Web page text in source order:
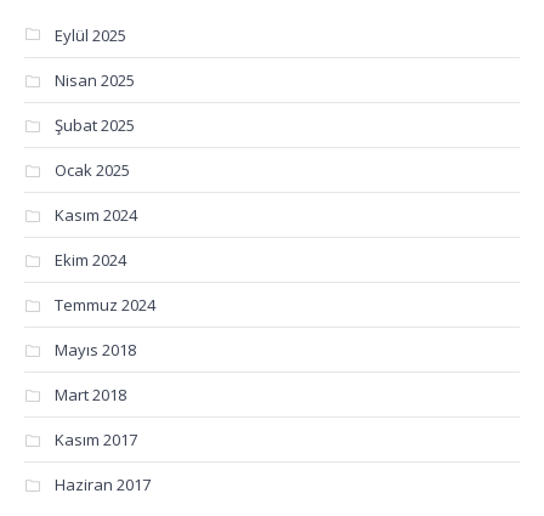
Eylül 2025
Nisan 2025
Şubat 2025
Ocak 2025
Kasım 2024
Ekim 2024
Temmuz 2024
Mayıs 2018
Mart 2018
Kasım 2017
Haziran 2017